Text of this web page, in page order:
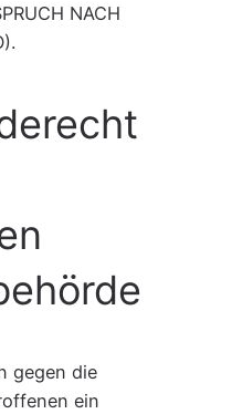
NACH
gegen die
ein